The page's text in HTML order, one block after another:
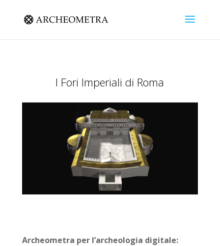
I Fori Imperiali di Roma
Archeometra per l’archeologia digitale: